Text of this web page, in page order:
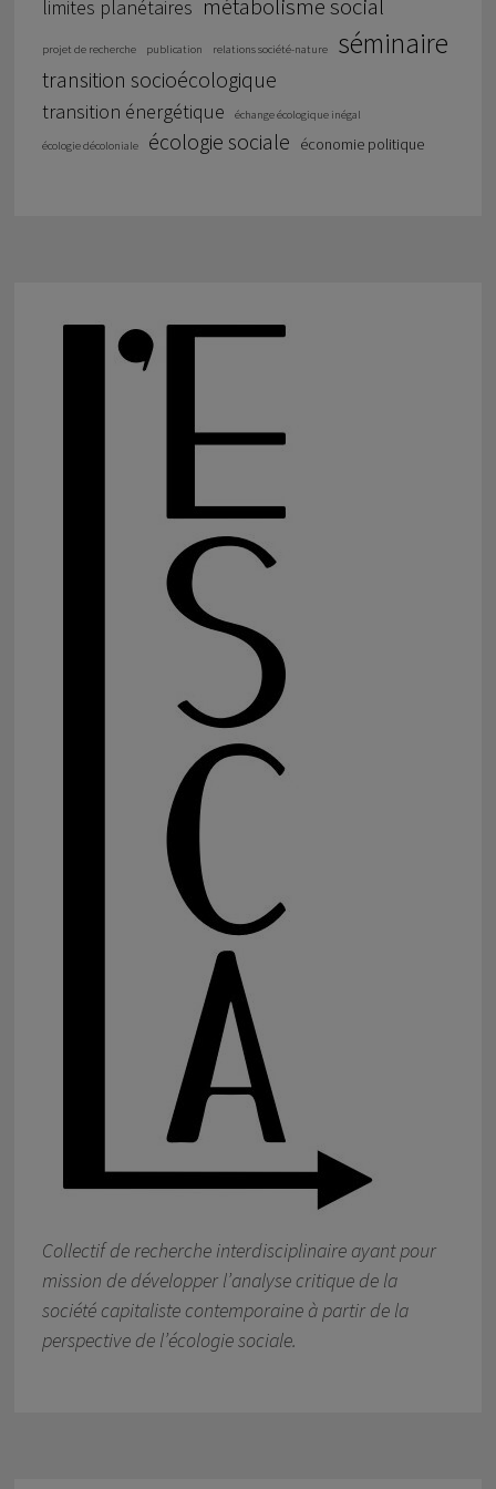
limites planétaires métabolisme social
projet de recherche publication relations société-nature séminaire
transition socioécologique
transition énergétique échange écologique inégal
écologie décoloniale écologie sociale économie politique
Collectif de recherche interdisciplinaire ayant pour
mission de développer l’analyse critique de la
société capitaliste contemporaine à partir de la
perspective de l’écologie sociale.